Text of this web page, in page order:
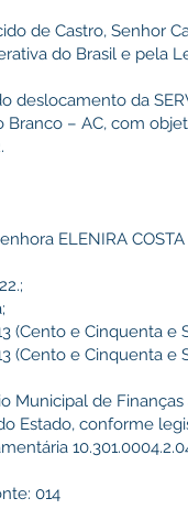
de Castro, Senhor
do Brasil e pela
deslocamento da
– AC, com
ELENIRA
(Cento e Cinquenta e
(Cento e Cinquenta e
Municipal de
Estado, conforme
014